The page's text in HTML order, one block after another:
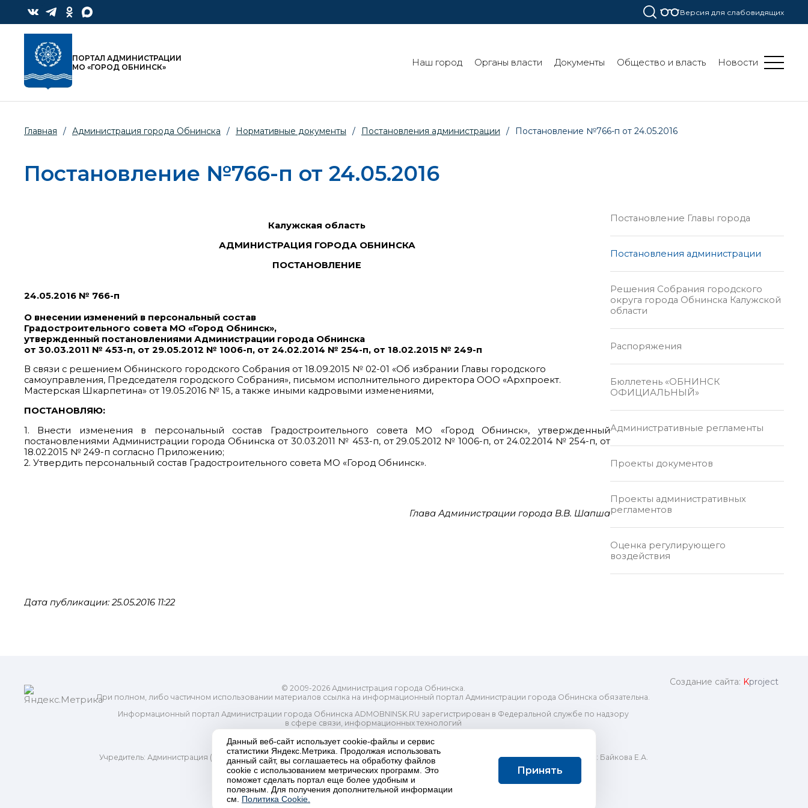
Версия для слабовидящих
ПОРТАЛ АДМИНИСТРАЦИИ
МО «ГОРОД ОБНИНСК»
Наш город Органы власти Документы Общество и власть Новости
Главная / Администрация города Обнинска / Нормативные документы / Постановления администрации / Постановление №766-п от 24.05.2016
Постановление №766-п от 24.05.2016
Калужская область
АДМИНИСТРАЦИЯ ГОРОДА ОБНИНСКА
ПОСТАНОВЛЕНИЕ
24.05.2016 № 766-п
О внесении изменений в персональный состав
Градостроительного совета МО «Город Обнинск»,
утвержденный постановлениями Администрации города Обнинска
от 30.03.2011 № 453-п, от 29.05.2012 № 1006-п, от 24.02.2014 № 254-п, от 18.02.2015 № 249-п
В связи с решением Обнинского городского Собрания от 18.09.2015 № 02-01 «Об избрании Главы городского
самоуправления, Председателя городского Собрания», письмом исполнительного директора ООО «Архпроект.
Мастерская Шкарпетина» от 19.05.2016 № 15, а также иными кадровыми изменениями,
ПОСТАНОВЛЯЮ:
1. Внести изменения в персональный состав Градостроительного совета МО «Город Обнинск», утвержденный
постановлениями Администрации города Обнинска от 30.03.2011 № 453-п, от 29.05.2012 № 1006-п, от 24.02.2014 № 254-п, от
18.02.2015 № 249-п согласно Приложению;
2. Утвердить персональный состав Градостроительного совета МО «Город Обнинск».
Глава Администрации города В.В. Шапша
Дата публикации: 25.05.2016 11:22
Постановление Главы города
Постановления администрации
Решения Собрания городского
округа города Обнинска Калужской
области
Распоряжения
Бюллетень «ОБНИНСК
ОФИЦИАЛЬНЫЙ»
Административные регламенты
Проекты документов
Проекты административных
регламентов
Оценка регулирующего
воздействия
© 2009-2026 Администрация города Обнинска.
При полном, либо частичном использовании материалов ссылка на информационный портал Администрации города Обнинска обязательна.
Информационный портал Администрации города Обнинска ADMOBNINSK.RU зарегистрирован в Федеральной службе по надзору
в сфере связи, информационных технологий
и массовых коммуникаций (Роскомнадзор) 24 июля 2018 года.
Свидетельство о регистрации Эл № ФС77-73321
Учредитель: Администрация (исполнительно-распорядительный орган) городского округа "Город Обнинск". Главный редактор: Байкова Е.А.
Адрес электронной почты Редакции: redactor@admobninsk.ru
Телефон Редакции: +7 (484) 395-85-85
Настоящий ресурс содержит материалы 18+
Политика в отношении обработки персональных данных
Создание сайта: Kproject
Данный веб-сайт использует cookie-файлы и сервис
статистики Яндекс.Метрика. Продолжая использовать
данный сайт, вы соглашаетесь на обработку файлов
cookie с использованием метрических программ. Это
поможет сделать портал еще более удобным и
полезным. Для получения дополнительной информации
см. Политика Cookie.
Принять